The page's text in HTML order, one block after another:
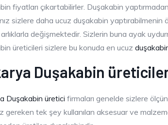
fiyatları çıkartabilirler. Duşakabin
sizlere daha ucuz duşakabin
arlıklarla değişmektedir. Sizlerin buna ayak
üreticileri sizlere bu konuda en ucuz
Duşakabin
Duşakabin üretici firmaları genelde sizlere
gereken tek şey kullanılan aksesuar ve